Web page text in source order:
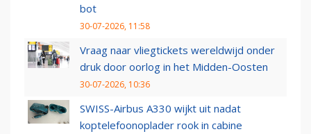
bot
30-07-2026, 11:58
Vraag naar vliegtickets wereldwijd onder
druk door oorlog in het Midden-Oosten
30-07-2026, 10:36
SWISS-Airbus A330 wijkt uit nadat
koptelefoonoplader rook in cabine